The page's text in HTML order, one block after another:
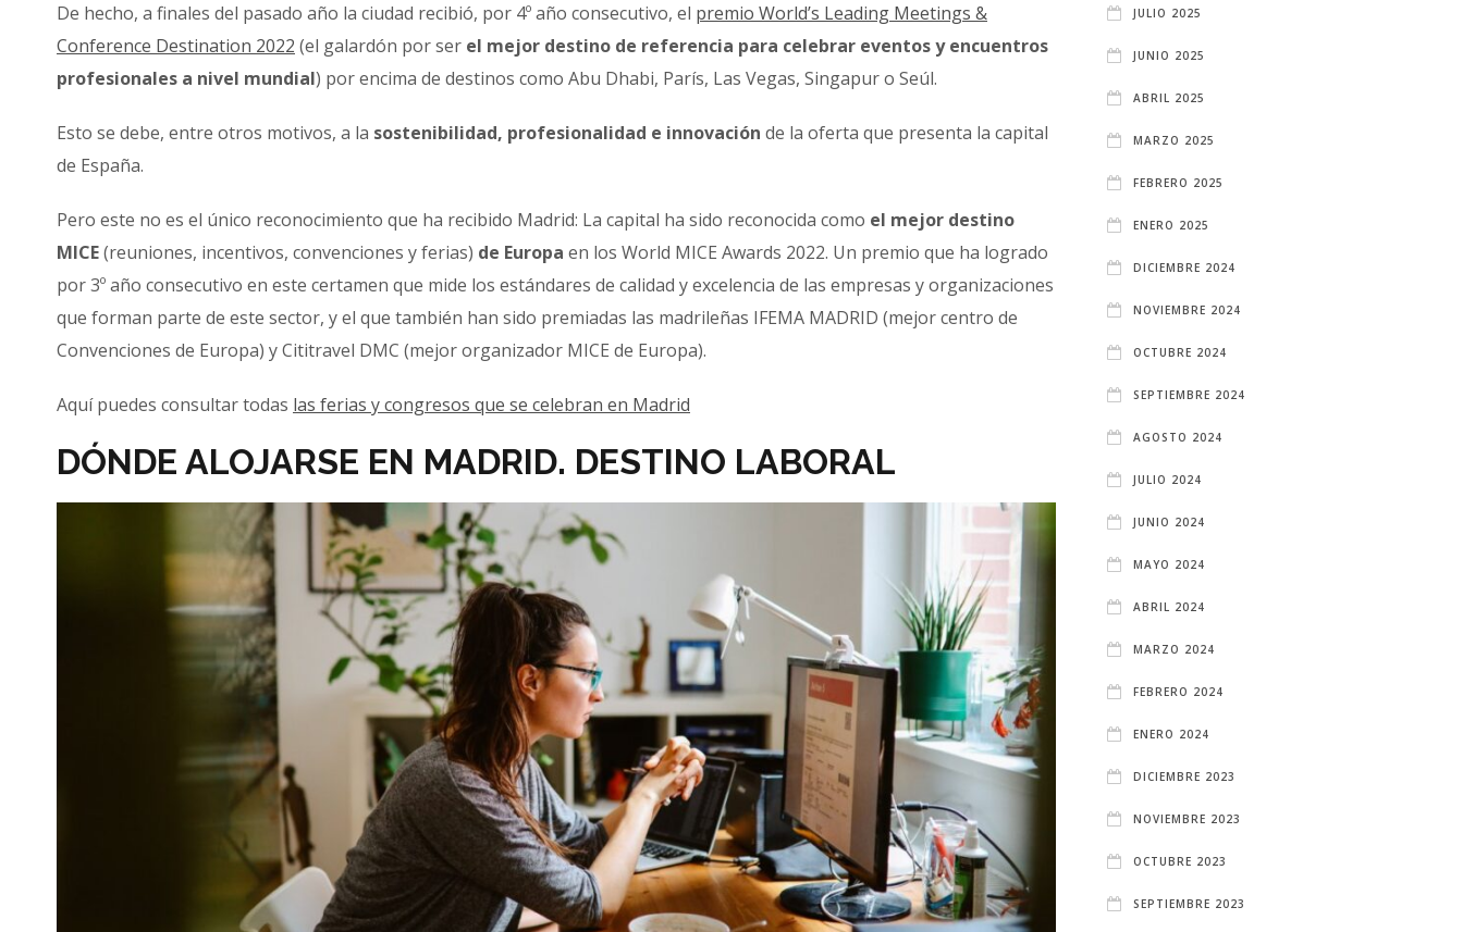
De hecho, a finales del pasado año la ciudad recibió, por 4º año consecutivo, el premio World’s Leading Meetings &
Conference Destination 2022 (el galardón por ser el mejor destino de referencia para celebrar eventos y encuentros
profesionales a nivel mundial) por encima de destinos como Abu Dhabi, París, Las Vegas, Singapur o Seúl.
Esto se debe, entre otros motivos, a la sostenibilidad, profesionalidad e innovación de la oferta que presenta la capital
de España.
Pero este no es el único reconocimiento que ha recibido Madrid: La capital ha sido reconocida como el mejor destino
MICE(reuniones, incentivos, convenciones y ferias) de Europa en los World MICE Awards 2022. Un premio que ha logrado
por 3º año consecutivo en este certamen que mide los estándares de calidad y excelencia de las empresas y organizaciones
que forman parte de este sector, y el que también han sido premiadas las madrileñas IFEMA MADRID (mejor centro de
Convenciones de Europa) y Cititravel DMC (mejor organizador MICE de Europa).
Aquí puedes consultar todas las ferias y congresos que se celebran en Madrid
DÓNDE ALOJARSE EN MADRID. DESTINO LABORAL
JULIO 2025
JUNIO 2025
ABRIL 2025
MARZO 2025
FEBRERO 2025
ENERO 2025
DICIEMBRE 2024
NOVIEMBRE 2024
OCTUBRE 2024
SEPTIEMBRE 2024
AGOSTO 2024
JULIO 2024
JUNIO 2024
MAYO 2024
ABRIL 2024
MARZO 2024
FEBRERO 2024
ENERO 2024
DICIEMBRE 2023
NOVIEMBRE 2023
OCTUBRE 2023
SEPTIEMBRE 2023